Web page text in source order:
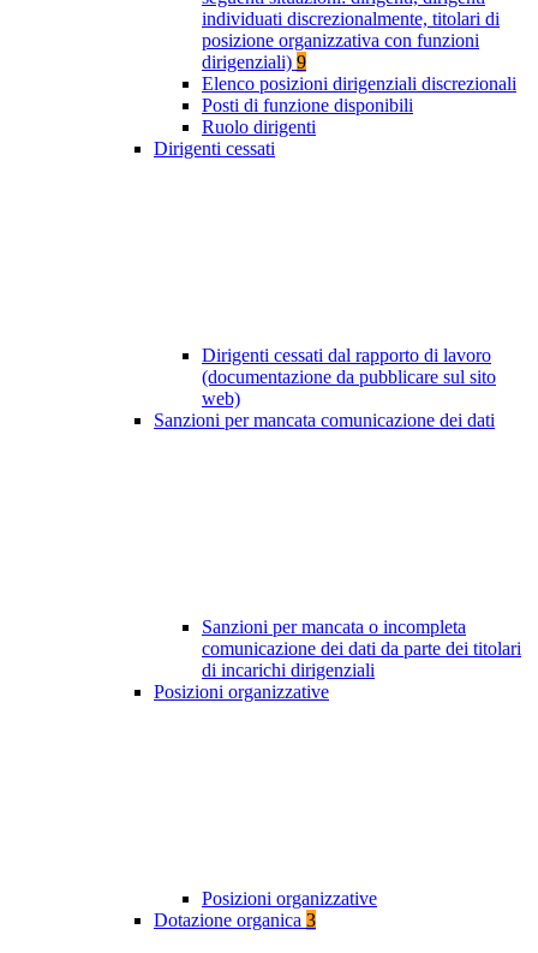
individuati discrezionalmente, titolari di
posizione organizzativa con funzioni
dirigenziali) 9
Elenco posizioni dirigenziali discrezionali
Posti di funzione disponibili
Ruolo dirigenti
Dirigenti cessati
Dirigenti cessati dal rapporto di lavoro
(documentazione da pubblicare sul sito
web)
Sanzioni per mancata comunicazione dei dati
Sanzioni per mancata o incompleta
comunicazione dei dati da parte dei titolari
di incarichi dirigenziali
Posizioni organizzative
Posizioni organizzative
Dotazione organica 3